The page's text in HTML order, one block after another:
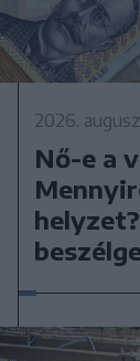
2026.
Nő-e a